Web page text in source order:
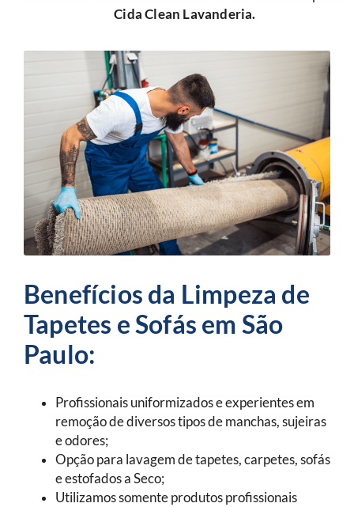
Cida Clean Lavanderia.
Benefícios da Limpeza de
Tapetes e Sofás em São
Paulo:
Profissionais uniformizados e experientes em
remoção de diversos tipos de manchas, sujeiras
e odores;
Opção para lavagem de tapetes, carpetes, sofás
e estofados a Seco;
Utilizamos somente produtos profissionais